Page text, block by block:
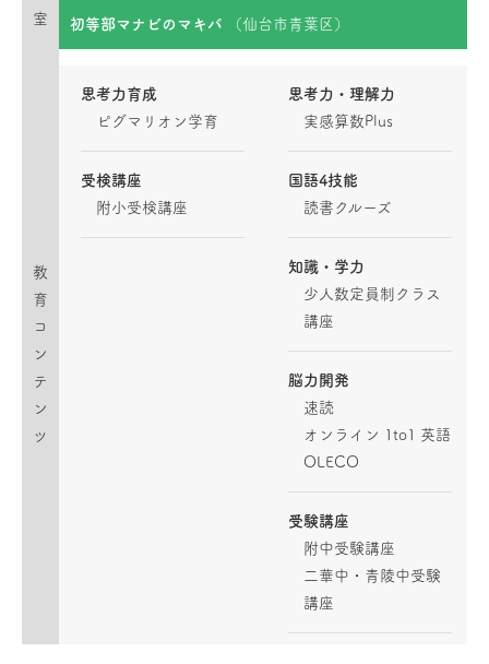
室
初等部マナビのマキバ （仙台市青葉区）
教
育
コ
ン
テ
ン
ツ
思考力育成
ピグマリオン学育
受検講座
附小受検講座
思考力・理解力
実感算数Plus
国語4技能
読書クルーズ
知識・学力
少人数定員制クラス
講座
脳力開発
速読
オンライン 1to1 英語
OLECO
受験講座
附中受験講座
二華中・青陵中受験
講座